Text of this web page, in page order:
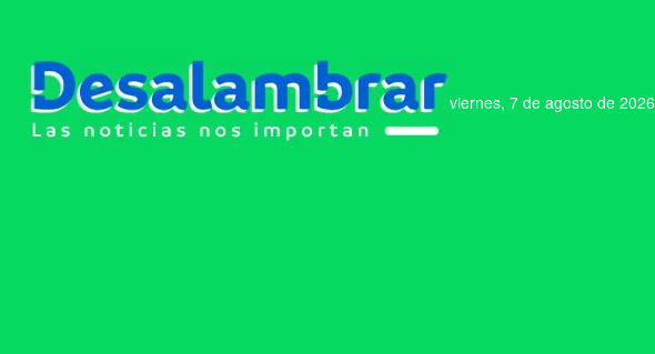
viernes, 7 de agosto de 2026